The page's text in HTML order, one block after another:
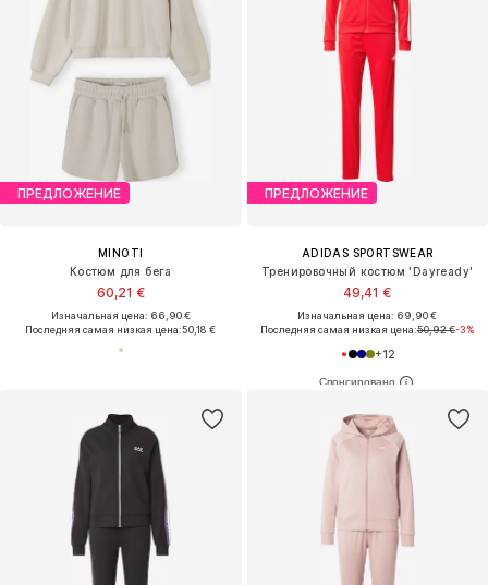
ПРЕДЛОЖЕНИЕ
MINOTI
Костюм для бега
60,21 €
Изначальная цена: 66,90 €
Последняя самая низкая цена:50,18 €
ПРЕДЛОЖЕНИЕ
ADIDAS SPORTSWEAR
Тренировочный костюм 'Dayready'
49,41 €
Изначальная цена: 69,90 €
Последняя самая низкая цена:50,92 €-3%
+12